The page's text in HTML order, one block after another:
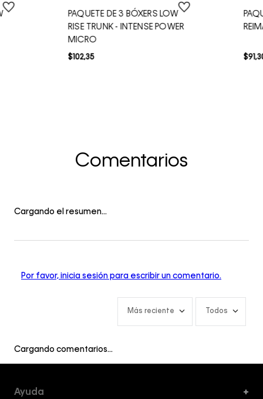
PAQUETE DE 3 BÓXERS LOW
RISE TRUNK - INTENSE POWER
MICRO
$102,35 $91,
Comentarios
Cargando el resumen…
Por favor, inicia sesión para escribir un comentario.
Más reciente Todos
Cargando comentarios…
Ayuda +